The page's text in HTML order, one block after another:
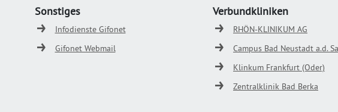
Sonstiges
Infodienste Gifonet
Gifonet Webmail
Verbundkliniken
RHÖN-KLINIKUM AG
Campus Bad Neustadt a.d.
Klinkum Frankfurt (Oder)
Zentralklinik Bad Berka